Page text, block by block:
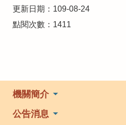
更新日期：109-08-24
點閱次數：1411
機關簡介
公告消息